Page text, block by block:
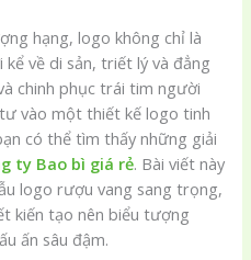
hạng, logo không chỉ là
kể về di sản, triết lý và đẳng
chinh phục trái tim người
vào một thiết kế logo tinh
có thể tìm thấy những giải
ty Bao bì giá rẻ. Bài viết này
logo rượu vang sang trọng,
kiến tạo nên biểu tượng
ấn sâu đậm.